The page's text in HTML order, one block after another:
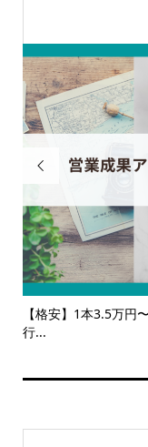

3.5万円〜営業・プレ